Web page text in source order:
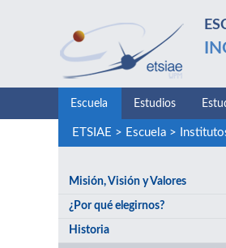
Escuela Estudios
ETSIAE > Escuela>
Misión, Visión y Valores
¿Por qué elegirnos?
Historia